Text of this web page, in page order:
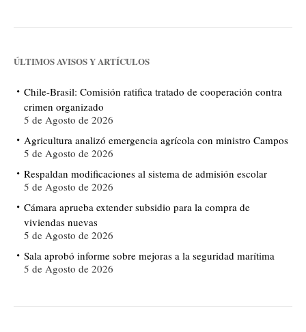
ÚLTIMOS AVISOS Y ARTÍCULOS
Chile-Brasil: Comisión ratifica tratado de cooperación contra
crimen organizado
5 de Agosto de 2026
Agricultura analizó emergencia agrícola con ministro Campos
5 de Agosto de 2026
Respaldan modificaciones al sistema de admisión escolar
5 de Agosto de 2026
Cámara aprueba extender subsidio para la compra de
viviendas nuevas
5 de Agosto de 2026
Sala aprobó informe sobre mejoras a la seguridad marítima
5 de Agosto de 2026